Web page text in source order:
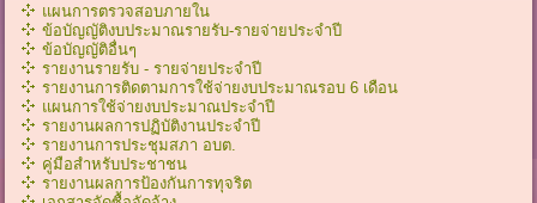
แผนการตรวจสอบภายใน
ข้อบัญญัติงบประมาณรายรับ-รายจ่ายประจำปี
ข้อบัญญัติอื่นๆ
รายงานรายรับ - รายจ่ายประจำปี
รายงานการติดตามการใช้จ่ายงบประมาณรอบ 6 เดือน
แผนการใช้จ่ายงบประมาณประจำปี
รายงานผลการปฏิบัติงานประจำปี
รายงานการประชุมสภา อบต.
คู่มือสำหรับประชาชน
รายงานผลการป้องกันการทุจริต